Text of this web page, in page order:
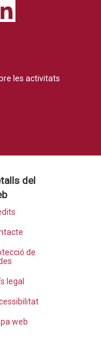
les activitats
del
de
legal
web